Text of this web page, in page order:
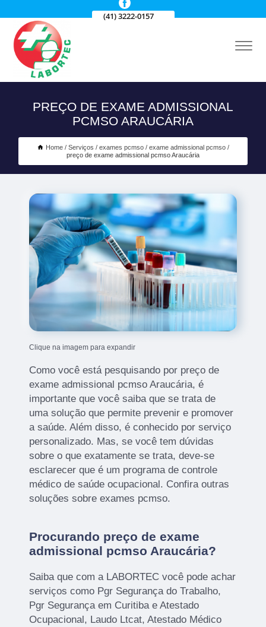
(41) 3222-0157
PREÇO DE EXAME ADMISSIONAL
PCMSO ARAUCÁRIA
Home Serviços exames pcmso
exame admissional pcmso
preço de exame admissional pcmso Araucária
Clique na imagem para expandir
Como você está pesquisando por preço de
exame admissional pcmso Araucária, é
importante que você saiba que se trata de
uma solução que permite prevenir e promover
a saúde. Além disso, é conhecido por serviço
personalizado. Mas, se você tem dúvidas
sobre o que exatamente se trata, deve-se
esclarecer que é um programa de controle
médico de saúde ocupacional. Confira outras
soluções sobre exames pcmso.
Procurando preço de exame
admissional pcmso Araucária?
Saiba que com a LABORTEC você pode achar
serviços como Pgr Segurança do Trabalho,
Pgr Segurança em Curitiba e Atestado
Ocupacional, Laudo Ltcat, Atestado Médico